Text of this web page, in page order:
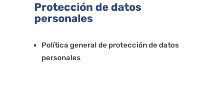
Protección de datos
personales
Política general de protección de datos
personales